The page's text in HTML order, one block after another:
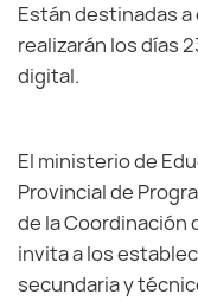
Están destinadas a
realizarán los días
digital.
El ministerio de
Provincial de
de la Coordinación
invita a los
secundaria y